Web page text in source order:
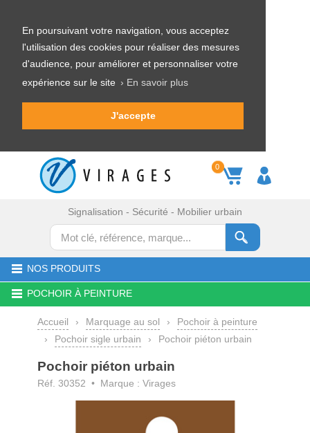
En poursuivant votre navigation, vous acceptez
l'utilisation des cookies pour réaliser des mesures
d'audience, pour améliorer et personnaliser votre
expérience sur le site › En savoir plus
J'accepte
0
Signalisation - Sécurité - Mobilier urbain
NOS PRODUITS
POCHOIR À PEINTURE
Accueil › Marquage au sol ›
Pochoir à peinture
›
Pochoir sigle urbain › Pochoir piéton urbain
Pochoir piéton urbain
Réf. 30352 • Marque : Virages